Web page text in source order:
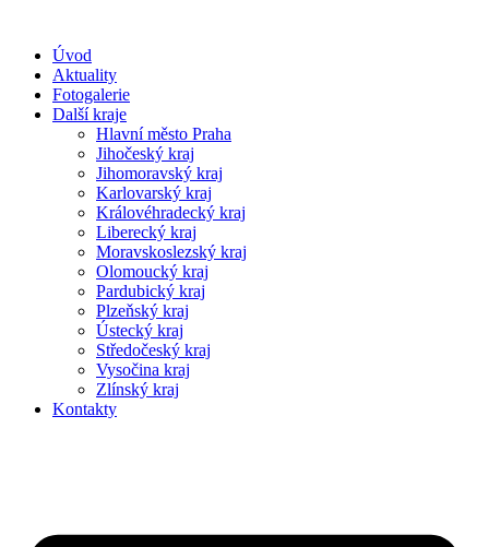
Úvod
Aktuality
Fotogalerie
Další kraje
Hlavní město Praha
Jihočeský kraj
Jihomoravský kraj
Karlovarský kraj
Královéhradecký kraj
Liberecký kraj
Moravskoslezský kraj
Olomoucký kraj
Pardubický kraj
Plzeňský kraj
Ústecký kraj
Středočeský kraj
Vysočina kraj
Zlínský kraj
Kontakty